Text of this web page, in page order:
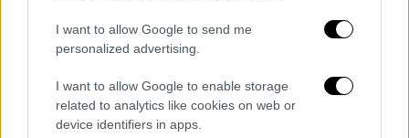
I want to allow Google to send me
personalized advertising.
I want to allow Google to enable storage
related to analytics like cookies on web or
device identifiers in apps.
Οικονομία| 09.01.2022 10:02
Πρόγραμμα επιδότησης για
αντικατάσταση οικιακών συσκευών:
Πότε έρχεται, ποιες συσκευές αφορά
- Οι δικαιούχοι